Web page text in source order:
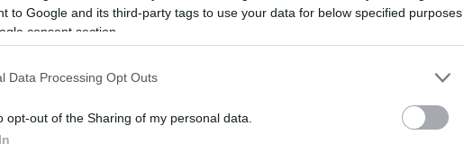
to Google and its third-party tags to use your data for below specified purposes
consent section.
Data Processing Opt Outs
opt-out of the Sharing of my personal data.